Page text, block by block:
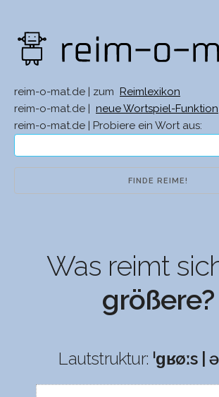
reim-o-mat.de | zum
Reimlexikon
reim-o-mat.de |
neue Wortspiel-Funktion
reim-o-mat.de | Probiere ein Wort aus:
Was reimt
größere?
Lautstruktur: ˈɡʁøːs |